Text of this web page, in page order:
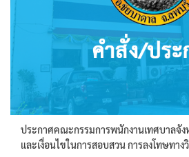
ประกาศคณะกรรมการพนักงานเทศบาลจัง
และเงื่อนไขในการสอบสวน การลงโทษทา